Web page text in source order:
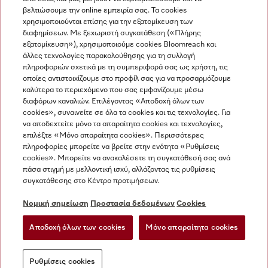
Η εταιρεία μας
Όροι και Προϋποθέσεις
Προστασία δεδομένων
Όροι Χρήσης
Δήλωση Προσβασιμότητας
Νόμος για τις ψηφιακές υπηρεσίες
Ρυθμίσεις cookies
Miele στο Instagram
Miele στο Facebook
Miele στο Youtube
βελτιώσουμε την online εμπειρία σας. Τα cookies
χρησιμοποιούνται επίσης για την εξατομίκευση των
διαφημίσεων. Με ξεχωριστή συγκατάθεση («Πλήρης
εξατομίκευση»), χρησιμοποιούμε cookies Bloomreach και
άλλες τεχνολογίες παρακολούθησης για τη συλλογή
πληροφοριών σχετικά με τη συμπεριφορά σας ως χρήστη, τις
οποίες αντιστοιχίζουμε στο προφίλ σας για να προσαρμόζουμε
καλύτερα το περιεχόμενο που σας εμφανίζουμε μέσω
διαφόρων καναλιών. Επιλέγοντας «Αποδοχή όλων των
cookies», συναινείτε σε όλα τα cookies και τις τεχνολογίες. Για
να αποδεχτείτε μόνο τα απαραίτητα cookies και τεχνολογίες,
επιλέξτε «Μόνο απαραίτητα cookies». Περισσότερες
πληροφορίες μπορείτε να βρείτε στην ενότητα «Ρυθμίσεις
cookies». Μπορείτε να ανακαλέσετε τη συγκατάθεσή σας ανά
πάσα στιγμή με μελλοντική ισχύ, αλλάζοντας τις ρυθμίσεις
συγκατάθεσης στο Κέντρο προτιμήσεων.
Νομική σημείωση Προστασία δεδομένων Cookies
Αποδοχή όλων των cookies Μόνο απαραίτητα cookies
Ρυθμίσεις cookies